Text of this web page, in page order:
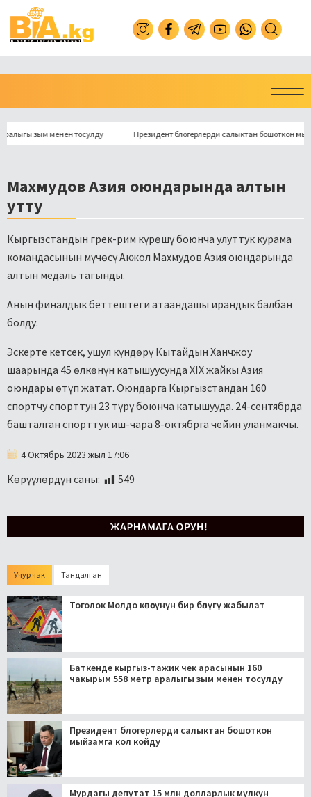
зым менен тосулду Президент блогерлерди салыктан бошоткон
Махмудов Азия оюндарында алтын
утту
Кыргызстандын грек-рим күрөшү боюнча улуттук курама
командасынын мүчөсү Акжол Махмудов Азия оюндарында
алтын медаль тагынды.
Анын финалдык беттештеги атаандашы ирандык балбан
болду.
Эскерте кетсек, ушул күндөрү Кытайдын Ханчжоу
шаарында 45 өлкөнүн катышуусунда XIX жайкы Азия
оюндары өтүп жатат. Оюндарга Кыргызстандан 160
спортчу спорттун 23 түрү боюнча катышууда. 24-сентябрда
башталган спорттук иш-чара 8-октябрга чейин уланмакчы.
4 Октябрь 2023 жыл 17:06
Көрүүлөрдүн саны: 549
Учур чак Тандалган
Тоголок Молдо көчөсүнүн бир бөлүгү жабылат
Баткенде кыргыз-тажик чек арасынын 160
чакырым 558 метр аралыгы зым менен тосулду
Президент блогерлерди салыктан бошоткон
мыйзамга кол койду
Мурдагы депутат 15 млн долларлык мүлкүн